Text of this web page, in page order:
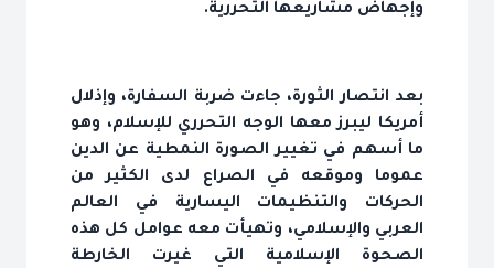
وإجهاض مشاريعها التحررية.
بعد انتصار الثورة، جاءت ضربة السفارة، وإذلال
أمريكا ليبرز معها الوجه التحرري للإسلام، وهو
ما أسهم في تغيير الصورة النمطية عن الدين
عموما وموقعه في الصراع لدى الكثير من
الحركات والتنظيمات اليسارية في العالم
العربي والإسلامي، وتهيأت معه عوامل كل هذه
الصحوة الإسلامية التي غيرت الخارطة